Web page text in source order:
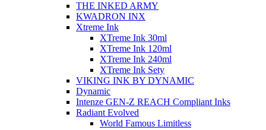
THE INKED ARMY
KWADRON INX
Xtreme Ink
XTreme Ink 30ml
XTreme Ink 120ml
XTreme Ink 240ml
XTreme Ink Sety
VIKING INK BY DYNAMIC
Dynamic
Intenze GEN-Z REACH Compliant Inks
Radiant Evolved
World Famous Limitless